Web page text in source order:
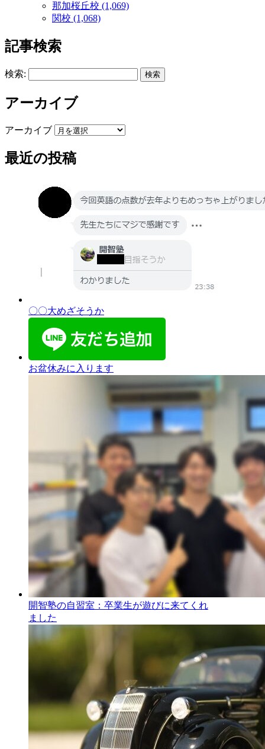
那加桜丘校 (1,069)
関校 (1,068)
記事検索
検索:
アーカイブ
アーカイブ
最近の投稿
〇〇大めざそうか
お盆休みに入ります
開智塾の自習室：卒業生が遊びに来てくれ
ました